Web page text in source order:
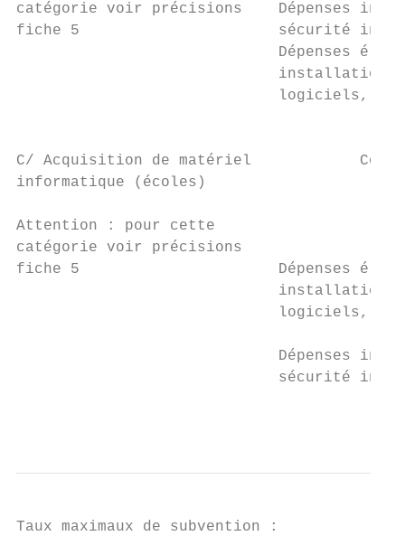
catégorie voir précisions    Dépenses
fiche 5                      sécurité
Dépenses
logiciels,
C/ Acquisition de matériel
informatique (écoles)
Attention : pour cette
catégorie voir précisions
fiche 5                      Dépenses
logiciels,
Dépenses
sécurité
Taux maximaux de subvention :